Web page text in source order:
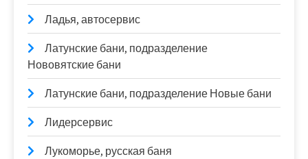
Ладья, автосервис
Латунские бани, подразделение
Нововятские бани
Латунские бани, подразделение Новые бани
Лидерсервис
Лукоморье, русская баня